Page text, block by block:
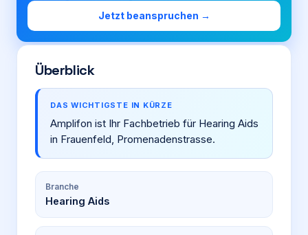
Jetzt beanspruchen →
Überblick
DAS WICHTIGSTE IN KÜRZE
Amplifon ist Ihr Fachbetrieb für Hearing Aids
in Frauenfeld, Promenadenstrasse.
Branche
Hearing Aids